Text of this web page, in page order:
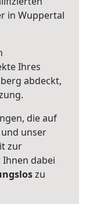
in Wuppertal
Ihres
abdeckt,
die auf
unser
zur
dabei
zu